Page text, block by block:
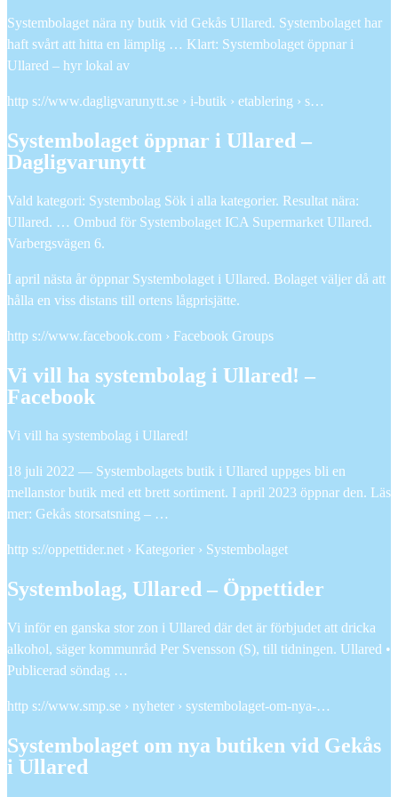
Systembolaget nära ny butik vid Gekås Ullared. Systembolaget har
haft svårt att hitta en lämplig … Klart: Systembolaget öppnar i
Ullared – hyr lokal av
http s://www.dagligvarunytt.se › i-butik › etablering › s…
Systembolaget öppnar i Ullared –
Dagligvarunytt
Vald kategori: Systembolag Sök i alla kategorier. Resultat nära:
Ullared. … Ombud för Systembolaget ICA Supermarket Ullared.
Varbergsvägen 6.
I april nästa år öppnar Systembolaget i Ullared. Bolaget väljer då att
hålla en viss distans till ortens lågprisjätte.
http s://www.facebook.com › Facebook Groups
Vi vill ha systembolag i Ullared! –
Facebook
Vi vill ha systembolag i Ullared!
18 juli 2022 — Systembolagets butik i Ullared uppges bli en
mellanstor butik med ett brett sortiment. I april 2023 öppnar den. Läs
mer: Gekås storsatsning – …
http s://oppettider.net › Kategorier › Systembolaget
Systembolag, Ullared – Öppettider
Vi inför en ganska stor zon i Ullared där det är förbjudet att dricka
alkohol, säger kommunråd Per Svensson (S), till tidningen. Ullared •
Publicerad söndag …
http s://www.smp.se › nyheter › systembolaget-om-nya-…
Systembolaget om nya butiken vid Gekås
i Ullared